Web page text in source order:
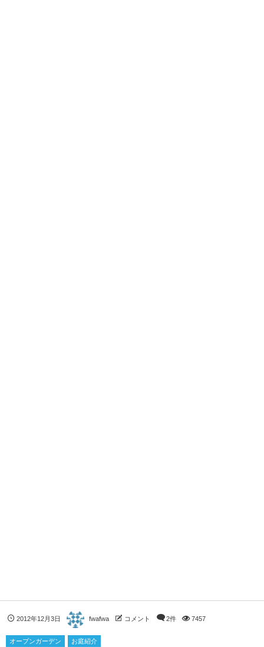
2012年12月3日 fwafwa コメント 2件 7457
オープンガーデン お庭紹介